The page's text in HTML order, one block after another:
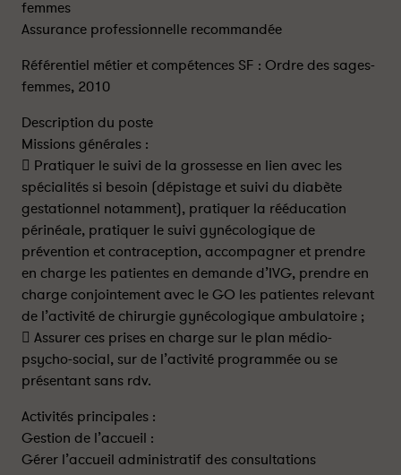
femmes
Assurance professionnelle recommandée
Référentiel métier et compétences SF : Ordre des sages-
femmes, 2010
Description du poste
Missions générales :
 Pratiquer le suivi de la grossesse en lien avec les
spécialités si besoin (dépistage et suivi du diabète
gestationnel notamment), pratiquer la rééducation
périnéale, pratiquer le suivi gynécologique de
prévention et contraception, accompagner et prendre
en charge les patientes en demande d’IVG, prendre en
charge conjointement avec le GO les patientes relevant
de l’activité de chirurgie gynécologique ambulatoire ;
 Assurer ces prises en charge sur le plan médio-
psycho-social, sur de l’activité programmée ou se
présentant sans rdv.
Activités principales :
Gestion de l’accueil :
Gérer l’accueil administratif des consultations